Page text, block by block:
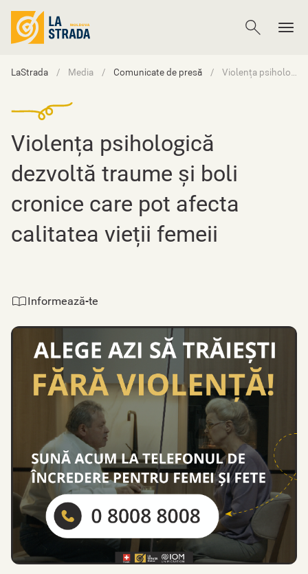
LaStrada Media Comunicate de presă Violența psihologică dezvoltă traume și boli cronice care pot afecta calitatea vieții femeii
Violența psihologică
dezvoltă traume și boli
cronice care pot afecta
calitatea vieții femeii
Informează-te